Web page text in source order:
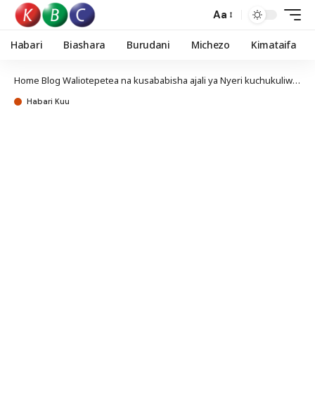
Aa
Habari Biashara Burudani Michezo Kimataifa
Home Blog Waliotepetea na kusababisha ajali ya Nyeri kuchukuliwa hatua
Habari Kuu